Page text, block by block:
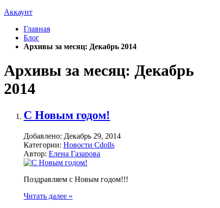
Аккаунт
Главная
Блог
Архивы за месяц: Декабрь 2014
Архивы за месяц: Декабрь
2014
C Новым годом!
Добавлено: Декабрь 29, 2014
Категории: Новости Cdolls
Автор: Елена Газарова
Поздравляем с Новым годом!!!
Читать далее »